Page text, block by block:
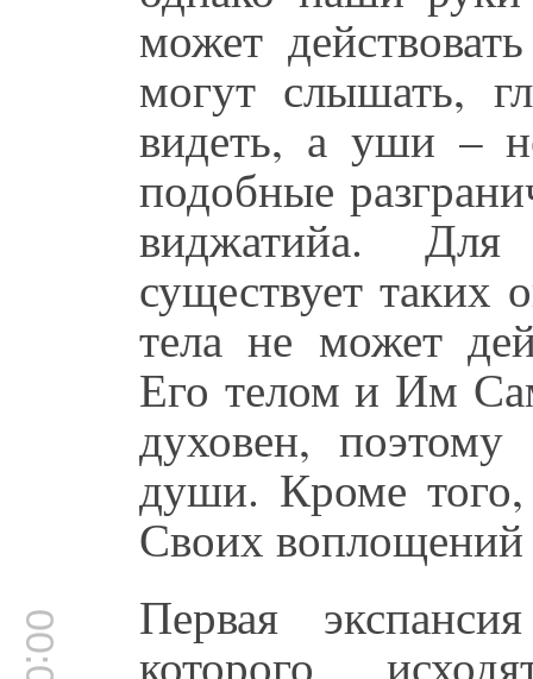
может
могут слышать,
видеть, а уши –
подобные
виджатийа.
существует таких
тела не может
Его телом и Им
духовен,
души. Кроме
Своих
Первая
которого